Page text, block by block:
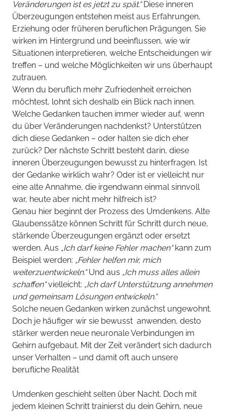
Veränderungen ist es jetzt zu spät.“Diese inneren
Überzeugungen entstehen meist aus Erfahrungen,
Erziehung oder früheren beruflichen Prägungen. Sie
wirken im Hintergrund und beeinflussen, wie wir
Situationen interpretieren, welche Entscheidungen wir
treffen – und welche Möglichkeiten wir uns überhaupt
zutrauen.
Wenn du beruflich mehr Zufriedenheit erreichen
möchtest, lohnt sich deshalb ein Blick nach innen.
Welche Gedanken tauchen immer wieder auf, wenn
du über Veränderungen nachdenkst? Unterstützen
dich diese Gedanken – oder halten sie dich eher
zurück? Der nächste Schritt besteht darin, diese
inneren Überzeugungen bewusst zu hinterfragen. Ist
der Gedanke wirklich wahr? Oder ist er vielleicht nur
eine alte Annahme, die irgendwann einmal sinnvoll
war, heute aber nicht mehr hilfreich ist?
Genau hier beginnt der Prozess des Umdenkens. Alte
Glaubenssätze können Schritt für Schritt durch neue,
stärkende Überzeugungen ergänzt oder ersetzt
werden. Aus „Ich darf keine Fehler machen“kann zum
Beispiel werden: „Fehler helfen mir, mich
weiterzuentwickeln.“Und aus „Ich muss alles allein
schaffen“vielleicht: „Ich darf Unterstützung annehmen
und gemeinsam Lösungen entwickeln.“
Solche neuen Gedanken wirken zunächst ungewohnt.
Doch je häufiger wir sie bewusst anwenden, desto
stärker werden neue neuronale Verbindungen im
Gehirn aufgebaut. Mit der Zeit verändert sich dadurch
unser Verhalten – und damit oft auch unsere
berufliche Realität
Umdenken geschieht selten über Nacht. Doch mit
jedem kleinen Schritt trainierst du dein Gehirn, neue